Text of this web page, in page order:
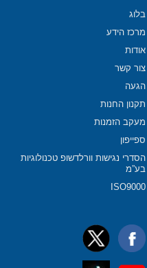
בלוג
מרכז הידע
אודות
צור קשר
הגעה
תקנון החנות
מעקב הזמנות
ספייפון
הסדרי נגישות וורלדשופ טכנולוגיות
בע”מ
ISO9000